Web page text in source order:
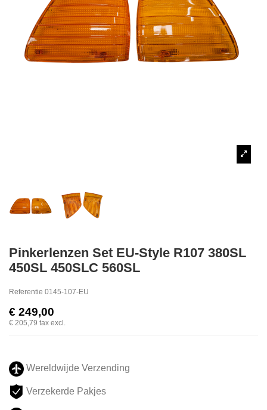
Pinkerlenzen Set EU-Style R107 380SL
450SL 450SLC 560SL
Referentie 0145-107-EU
€ 249,00
€ 205,79 tax excl.
Wereldwijde Verzending
Verzekerde Pakjes